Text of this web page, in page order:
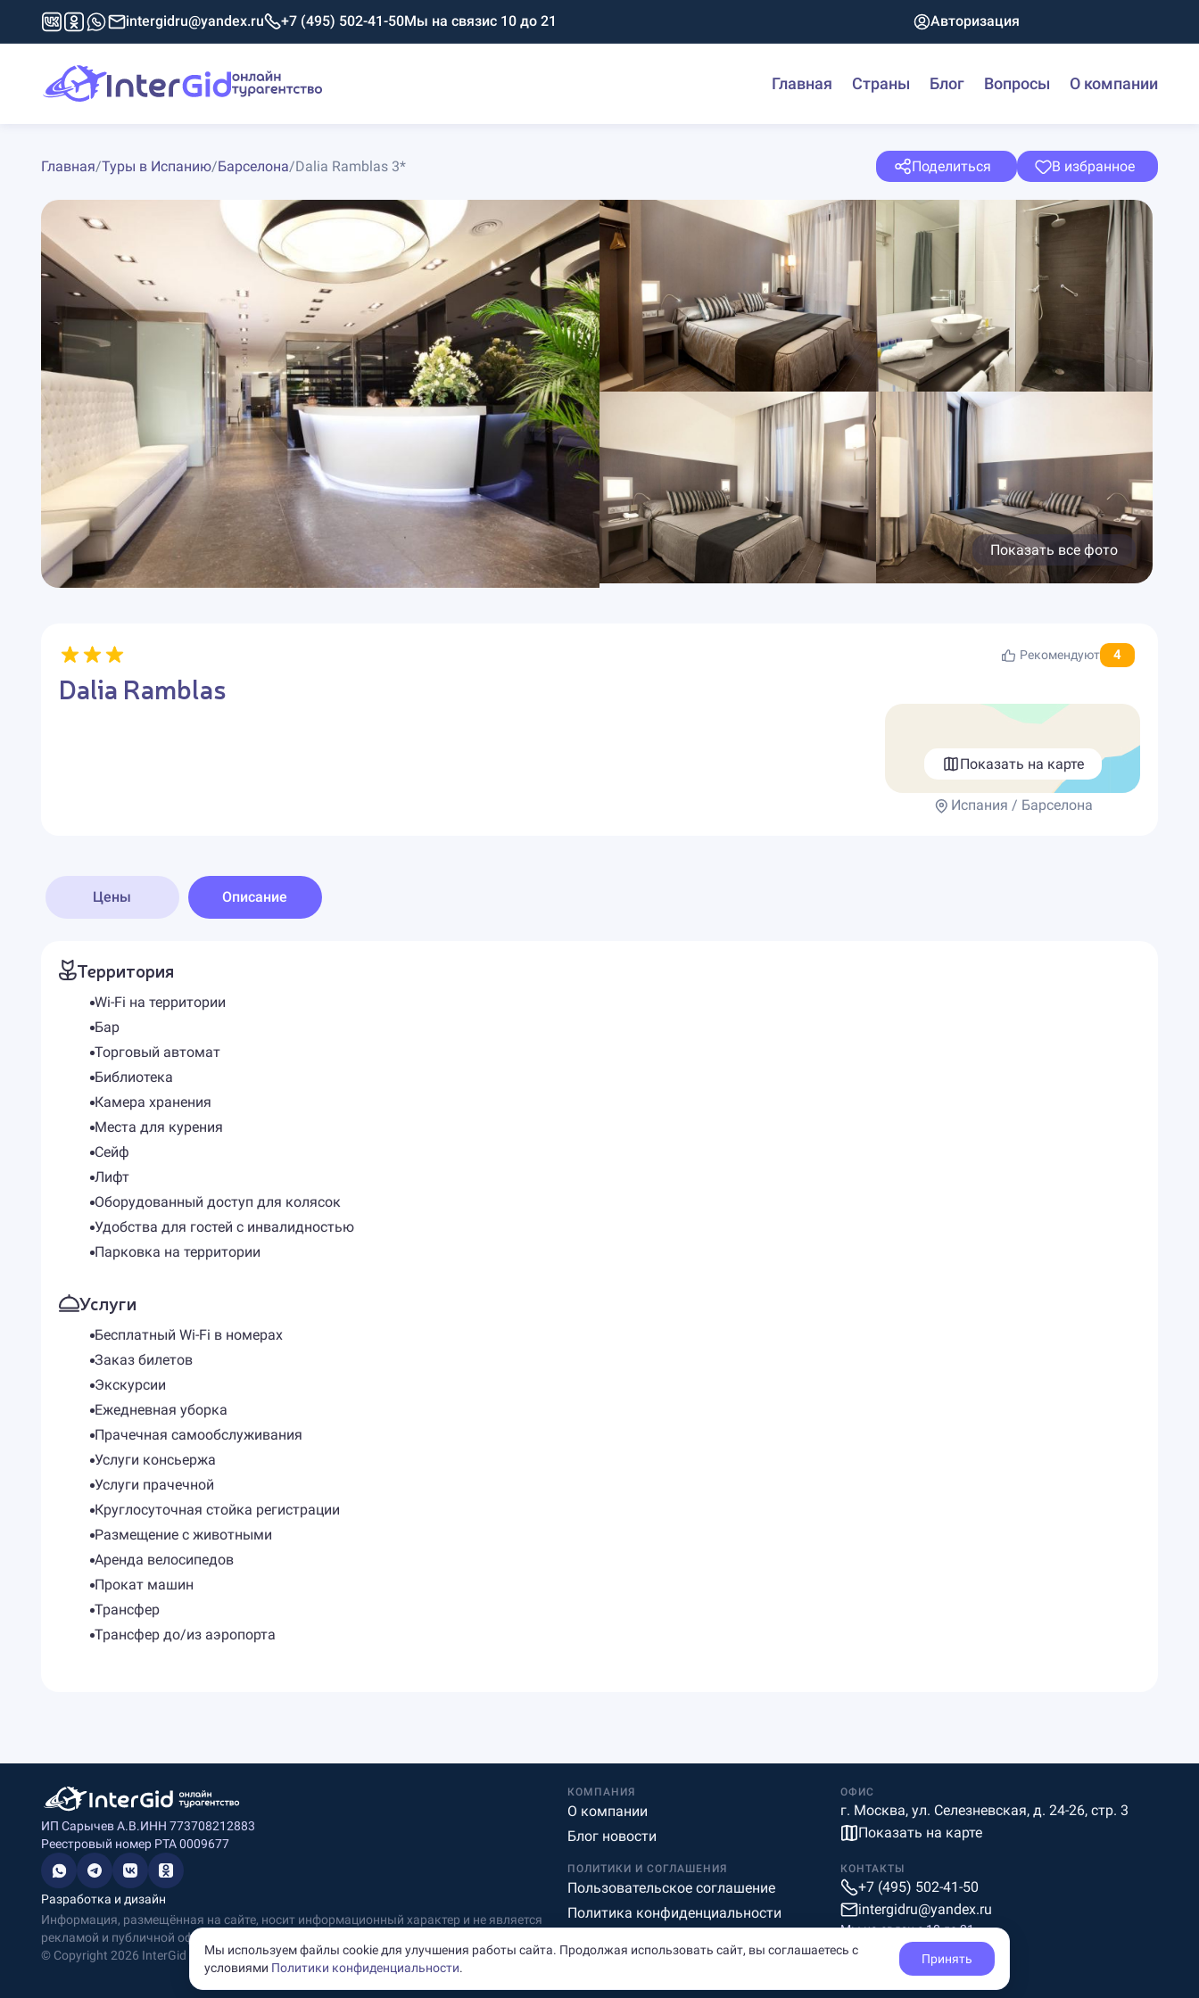
intergidru@yandex.ru +7 (495) 502-41-50Мы на связис 10 до 21 Авторизация
Главная Страны Блог Вопросы О компании
Главная/Туры в Испанию/Барселона/Dalia Ramblas 3* Поделиться В избранное
Показать все фото
Рекомендуют 4
Dalia Ramblas
Показать на карте
Испания / Барселона
Цены Описание
Территория
Wi-Fi на территории
Бар
Торговый автомат
Библиотека
Камера хранения
Места для курения
Сейф
Лифт
Оборудованный доступ для колясок
Удобства для гостей с инвалидностью
Парковка на территории
Услуги
Бесплатный Wi-Fi в номерах
Заказ билетов
Экскурсии
Ежедневная уборка
Прачечная самообслуживания
Услуги консьержа
Услуги прачечной
Круглосуточная стойка регистрации
Размещение с животными
Аренда велосипедов
Прокат машин
Трансфер
Трансфер до/из аэропорта
ИП Сарычев А.В.ИНН 773708212883
Реестровый номер РТА 0009677
Разработка и дизайн
Информация, размещённая на сайте, носит информационный характер и не является
рекламой и публичной офертой.
© Copyright 2026 InterGid Все права защищены.
КОМПАНИЯ
О компании
Блог новости
ОФИС
г. Москва, ул. Селезневская, д. 24-26, стр. 3
Показать на карте
ПОЛИТИКИ И СОГЛАШЕНИЯ
Пользовательское соглашение
Политика конфиденциальности
КОНТАКТЫ
+7 (495) 502-41-50
intergidru@yandex.ru
Мы на связи c 10 до 21
Мы используем файлы cookie для улучшения работы сайта. Продолжая использовать сайт, вы соглашаетесь с
условиями Политики конфиденциальности.
Принять